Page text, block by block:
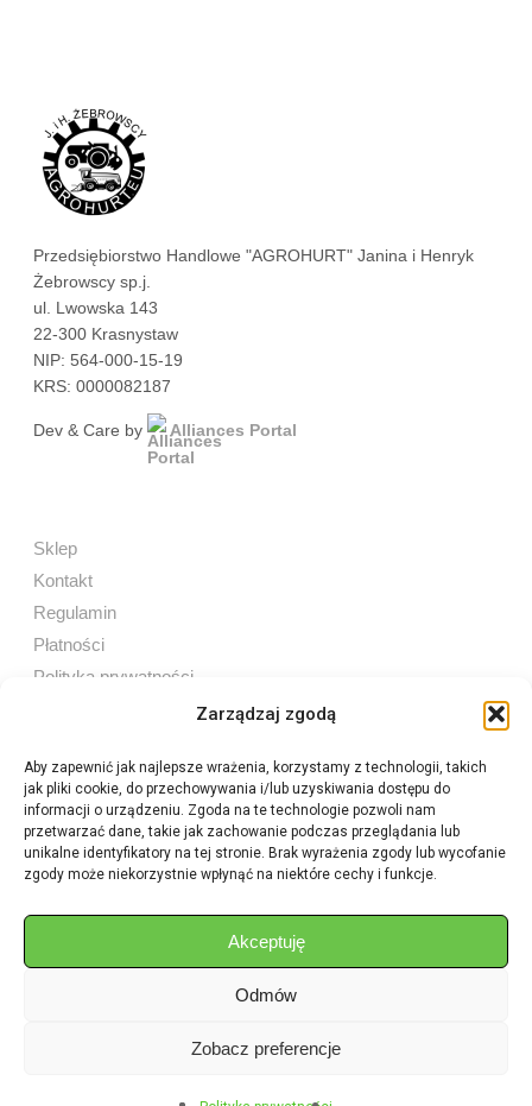
Zarządzaj zgodą
Aby zapewnić jak najlepsze wrażenia, korzystamy z technologii, takich
jak pliki cookie, do przechowywania i/lub uzyskiwania dostępu do
informacji o urządzeniu. Zgoda na te technologie pozwoli nam
przetwarzać dane, takie jak zachowanie podczas przeglądania lub
unikalne identyfikatory na tej stronie. Brak wyrażenia zgody lub wycofanie
zgody może niekorzystnie wpłynąć na niektóre cechy i funkcje.
Akceptuję
Odmów
Zobacz preferencje
Przedsiębiorstwo Handlowe "AGROHURT" Janina i Henryk
Żebrowscy sp.j.
ul. Lwowska 143
22-300 Krasnystaw
NIP: 564-000-15-19
KRS: 0000082187
Dev & Care by Alliances Portal
Sklep
Kontakt
Regulamin
Płatności
Polityka prywatności
Sprzedaż internetowa
Tel:605 603 753
Sprzedaż detaliczna
aukcje.agrohurt@gmail.com